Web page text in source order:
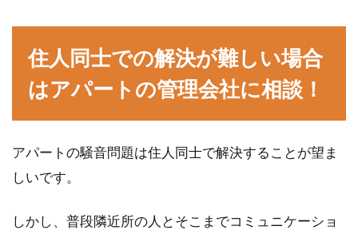
送っている方も数多くいらっしゃると思います
が、よくある問...
アパートに住むなら知ろう！正しい
現在、アパートやマンションなどに住んでいる
住人同士での解決が難しい場合
はアパートの管理会社に相談！
アパートの騒音問題は住人同士で解決することが望ま
しいです。
しかし、普段隣近所の人とそこまでコミュニケーショ